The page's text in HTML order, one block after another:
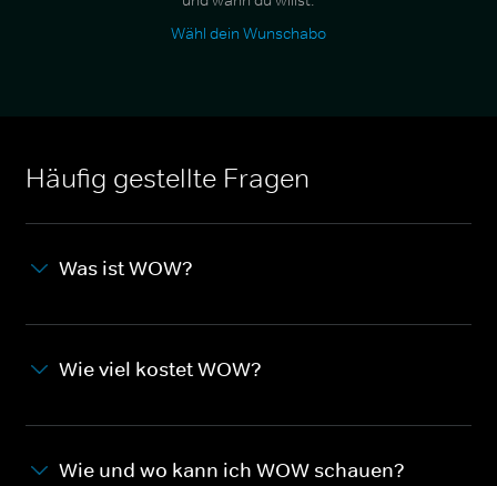
Wähl dein Wunschabo
Häufig gestellte Fragen
Was ist WOW?
Wie viel kostet WOW?
Wie und wo kann ich WOW schauen?